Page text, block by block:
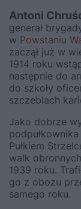
Antoni
generał
w Powstaniu
zaczął już w
1914 roku
następnie do
do szkoły
szczeblach
Jako dobrze
Pułkiem
walk
1939 roku.
go z obozu
samego roku.